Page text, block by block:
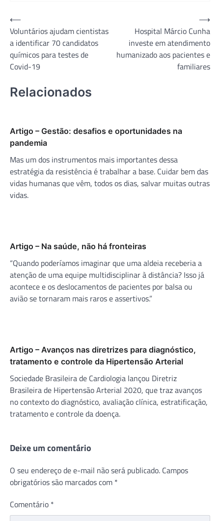
Navegação
de
Post
⟵
Voluntários ajudam cientistas
a identificar 70 candidatos
químicos para testes de
Covid-19
Hospital Márcio Cunha
investe em atendimento
humanizado aos pacientes e
familiares
⟶
Relacionados
Artigo – Gestão: desafios e oportunidades na
pandemia
Mas um dos instrumentos mais importantes dessa
estratégia da resistência é trabalhar a base. Cuidar bem das
vidas humanas que vêm, todos os dias, salvar muitas outras
vidas.
Artigo – Na saúde, não há fronteiras
“Quando poderíamos imaginar que uma aldeia receberia a
atenção de uma equipe multidisciplinar à distância? Isso já
acontece e os deslocamentos de pacientes por balsa ou
avião se tornaram mais raros e assertivos.”
Artigo – Avanços nas diretrizes para diagnóstico,
tratamento e controle da Hipertensão Arterial
Sociedade Brasileira de Cardiologia lançou Diretriz
Brasileira de Hipertensão Arterial 2020, que traz avanços
no contexto do diagnóstico, avaliação clínica, estratificação,
tratamento e controle da doença.
Deixe um comentário
O seu endereço de e-mail não será publicado. Campos
obrigatórios são marcados com *
Comentário *